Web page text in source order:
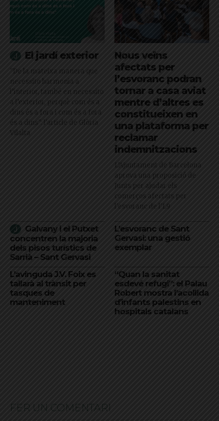
El jardí exterior
"De la mateixa manera que
necessito harmonia a
l’interior, també en necessito
a l’exterior, perquè com és a
dins és a fora i com és a fora
és a dins": l'article de Glòria
Vilalta
Nous veïns
afectats per
l’esvoranc podran
tornar a casa aviat
mentre d’altres es
constitueixen en
una plataforma per
reclamar
indemnitzacions
L’Ajuntament de Barcelona
aprova una proposició de
Junts per ajudar els
comerços afectats per
l'esvoranc de l'L9
Galvany i el Putxet
concentren la majoria
dels pisos turístics de
Sarrià – Sant Gervasi
L’esvoranc de Sant
Gervasi: una gestió
exemplar
L’avinguda J.V. Foix es
tallarà al trànsit per
tasques de
manteniment
“Quan la sanitat
esdevé refugi”: el Palau
Robert mostra l’acollida
d’infants palestins en
hospitals catalans
FER UN COMENTARI